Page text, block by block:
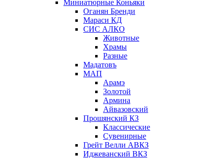
Миниатюрные Коньяки
Оганян Бренди
Мараси КД
СИС АЛКО
Животные
Храмы
Разные
Мадатовъ
МАП
Арамэ
Золотой
Армина
Айвазовский
Прошянский КЗ
Классические
Сувенирные
Грейт Велли АВКЗ
Иджеванский ВКЗ